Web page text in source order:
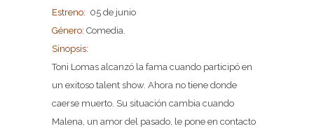
Estreno: 05 de junio
Género: Comedia.
Sinopsis:
Toni Lomas alcanzó la fama cuando participó en
un exitoso talent show. Ahora no tiene donde
caerse muerto. Su situación cambia cuando
Malena, un amor del pasado, le pone en contacto